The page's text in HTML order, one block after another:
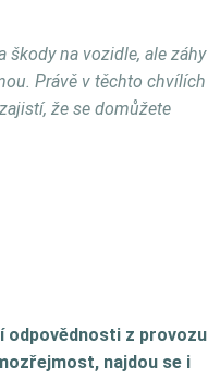
na vozidle, ale záhy
Právě v těchto chvílích
že se domůžete
odpovědnosti z provozu
najdou se i